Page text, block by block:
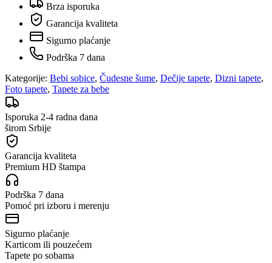
Brza isporuka
Garancija kvaliteta
Sigurno plaćanje
Podrška 7 dana
Kategorije: Bebi sobice, Čudesne šume, Dečije tapete, Dizni tapete,
Foto tapete, Tapete za bebe
Isporuka 2-4 radna dana
širom Srbije
Garancija kvaliteta
Premium HD štampa
Podrška 7 dana
Pomoć pri izboru i merenju
Sigurno plaćanje
Karticom ili pouzećem
Tapete po sobama